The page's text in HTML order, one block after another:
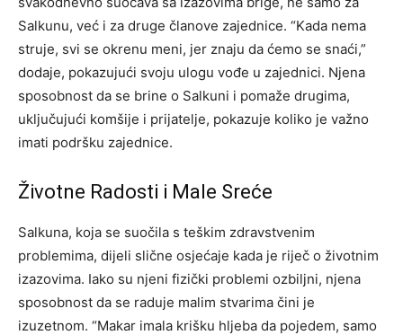
Salkunu, već i za druge članove zajednice. “Kada nema
struje, svi se okrenu meni, jer znaju da ćemo se snaći,”
dodaje, pokazujući svoju ulogu vođe u zajednici. Njena
sposobnost da se brine o Salkuni i pomaže drugima,
uključujući komšije i prijatelje, pokazuje koliko je važno
imati podršku zajednice.
Životne Radosti i Male Sreće
Salkuna, koja se suočila s teškim zdravstvenim
problemima, dijeli slične osjećaje kada je riječ o životnim
izazovima. Iako su njeni fizički problemi ozbiljni, njena
sposobnost da se raduje malim stvarima čini je
izuzetnom. “Makar imala krišku hljeba da pojedem, samo